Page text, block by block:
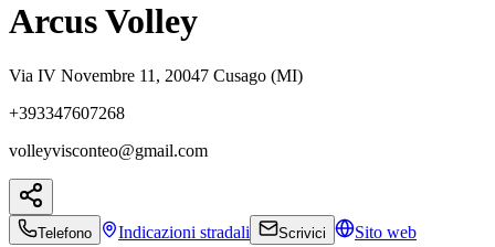
Arcus Volley
Via IV Novembre 11, 20047 Cusago (MI)
+393347607268
volleyvisconteo@gmail.com
Telefono Indicazioni stradali Scrivici Sito web